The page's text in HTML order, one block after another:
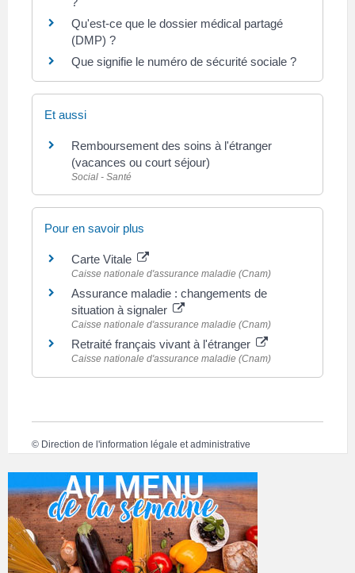
Qu'est-ce que le dossier médical partagé
(DMP) ?
Que signifie le numéro de sécurité sociale ?
Et aussi
Remboursement des soins à l'étranger
(vacances ou court séjour)
Social - Santé
Pour en savoir plus
Carte Vitale
Caisse nationale d'assurance maladie (Cnam)
Assurance maladie : changements de
situation à signaler
Caisse nationale d'assurance maladie (Cnam)
Retraité français vivant à l'étranger
Caisse nationale d'assurance maladie (Cnam)
© Direction de l'information légale et administrative